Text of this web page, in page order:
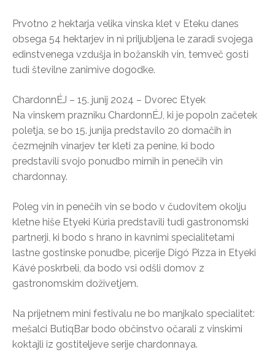
Prvotno 2 hektarja velika vinska klet v Eteku danes
obsega 54 hektarjev in ni priljubljena le zaradi svojega
edinstvenega vzdušja in božanskih vin, temveč gosti
tudi številne zanimive dogodke.
ChardonnÉJ – 15. junij 2024 – Dvorec Etyek
Na vinskem prazniku ChardonnÉJ, ki je popoln začetek
poletja, se bo 15. junija predstavilo 20 domačih in
čezmejnih vinarjev ter kleti za penine, ki bodo
predstavili svojo ponudbo mirnih in penečih vin
chardonnay.
Poleg vin in penečih vin se bodo v čudovitem okolju
kletne hiše Etyeki Kúria predstavili tudi gastronomski
partnerji, ki bodo s hrano in kavnimi specialitetami
lastne gostinske ponudbe, picerije Digó Pizza in Etyeki
Kávé poskrbeli, da bodo vsi odšli domov z
gastronomskim doživetjem.
Na prijetnem mini festivalu ne bo manjkalo specialitet:
mešalci ButiqBar bodo občinstvo očarali z vinskimi
koktajli iz gostiteljeve serije chardonnaya.